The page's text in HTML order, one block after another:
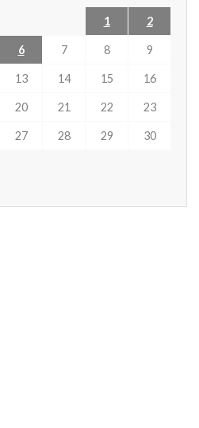
1 2
6 7 8 9
13 14 15 16
20 21 22 23
27 28 29 30